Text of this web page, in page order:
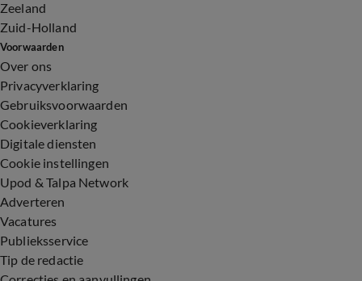
Zeeland
Zuid-Holland
Voorwaarden
Over ons
Privacyverklaring
Gebruiksvoorwaarden
Cookieverklaring
Digitale diensten
Cookie instellingen
Upod & Talpa Network
Adverteren
Vacatures
Publieksservice
Tip de redactie